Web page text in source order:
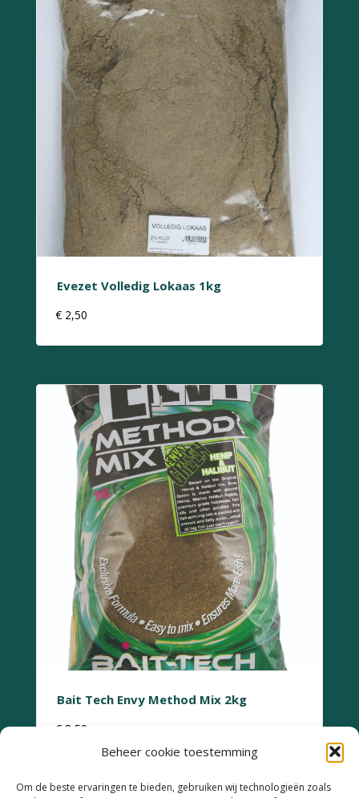
Beheer cookie toestemming
Om de beste ervaringen te bieden, gebruiken wij technologieën zoals
Evezet Volledig Lokaas 1kg
€ 2,50
Bait Tech Envy Method Mix 2kg
€ 8,50